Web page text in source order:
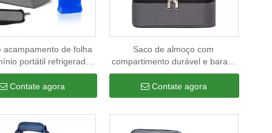
acampamento de folha
portátil refrigerado
para piquenique com
engrossado de luxo
Contate agora
Saco de almoço com
compartimento durável e barato
para homens adultos e mulheres
à prova de vazamentos bolsa
térmica grande com alça
Contate agora